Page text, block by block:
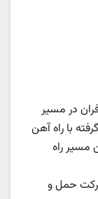
در مسیر
با راه آهن
مسیر راه
حمل و